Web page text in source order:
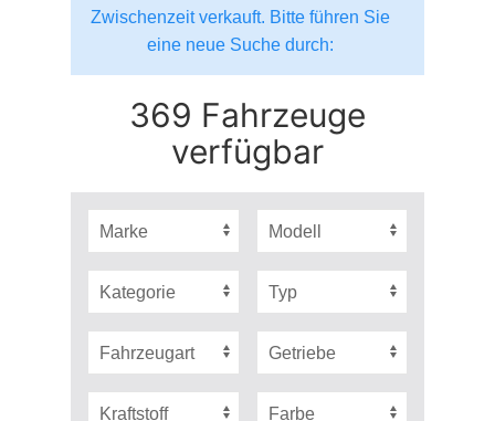
Zwischenzeit verkauft. Bitte führen Sie
eine neue Suche durch:
369 Fahrzeuge
verfügbar